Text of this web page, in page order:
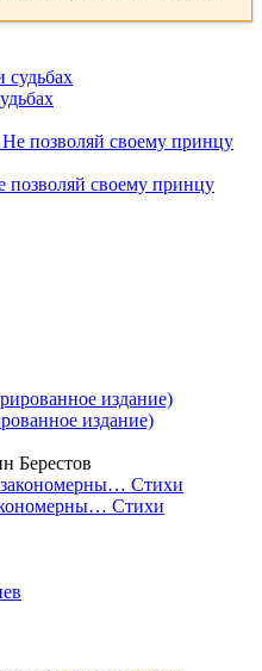
своему принцу
издание)
Берестов
Стихи